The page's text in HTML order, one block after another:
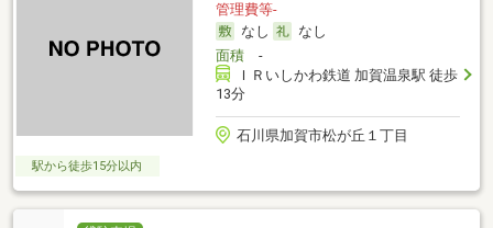
管理費等-
なし
なし
面積-
ＩＲいしかわ鉄道 加賀温泉駅 徒歩
13分
石川県加賀市松が丘１丁目
駅から徒歩15分以内